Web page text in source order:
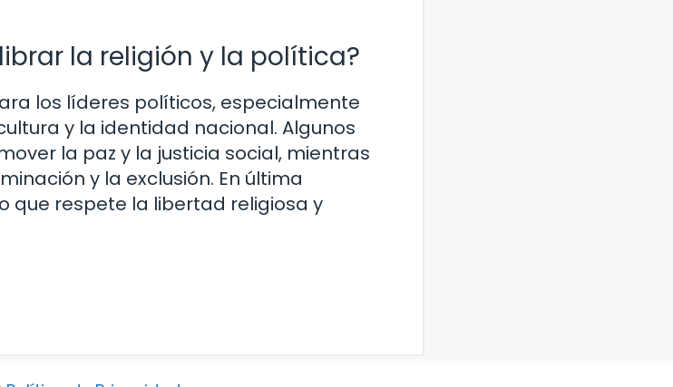
la religión y la política?
los líderes políticos, especialmente
y la identidad nacional. Algunos
la paz y la justicia social, mientras
y la exclusión. En última
que respete la libertad religiosa y